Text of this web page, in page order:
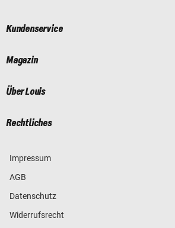
Kundenservice
Magazin
Über Louis
Rechtliches
Impressum
AGB
Datenschutz
Widerrufsrecht